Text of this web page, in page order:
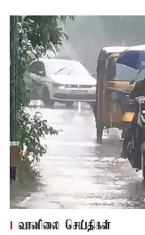
வானிலை செய்திகள்